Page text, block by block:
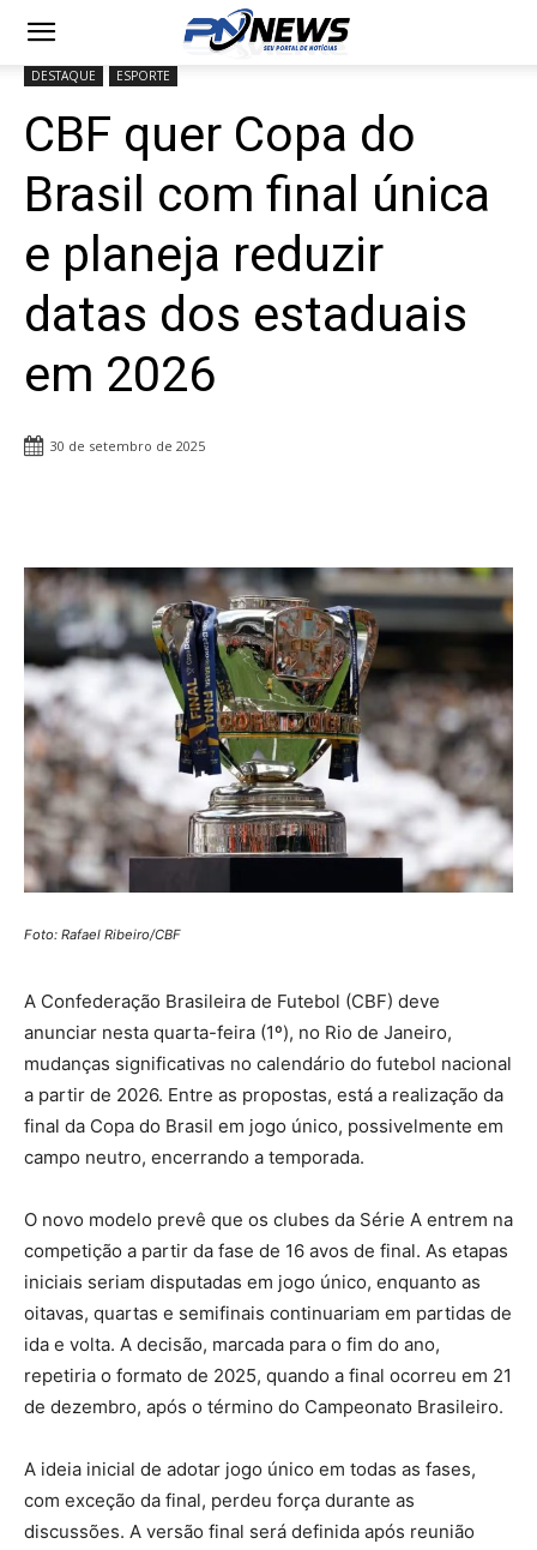
DESTAQUE ESPORTE
CBF quer Copa do
Brasil com final única
e planeja reduzir
datas dos estaduais
em 2026
30 de setembro de 2025
Foto: Rafael Ribeiro/CBF
A Confederação Brasileira de Futebol (CBF) deve
anunciar nesta quarta-feira (1º), no Rio de Janeiro,
mudanças significativas no calendário do futebol nacional
a partir de 2026. Entre as propostas, está a realização da
final da Copa do Brasil em jogo único, possivelmente em
campo neutro, encerrando a temporada.
O novo modelo prevê que os clubes da Série A entrem na
competição a partir da fase de 16 avos de final. As etapas
iniciais seriam disputadas em jogo único, enquanto as
oitavas, quartas e semifinais continuariam em partidas de
ida e volta. A decisão, marcada para o fim do ano,
repetiria o formato de 2025, quando a final ocorreu em 21
de dezembro, após o término do Campeonato Brasileiro.
A ideia inicial de adotar jogo único em todas as fases,
com exceção da final, perdeu força durante as
discussões. A versão final será definida após reunião